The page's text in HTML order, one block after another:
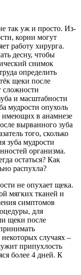
так уж и просто. Из-
корни могут
работу хирурга.
десну, чтобы
снимок
определить
щеки после
сложности
и масштабности
мудрости опухоль
имеющих в анамнезе
вырванного зуба
того, сколько
зуба мудрости
организма.
остаться? Как
распухла?
не опухает щека.
мягких тканей и
симптомов
для
щеки после
случаях –
припухлость
более 4 дней. К